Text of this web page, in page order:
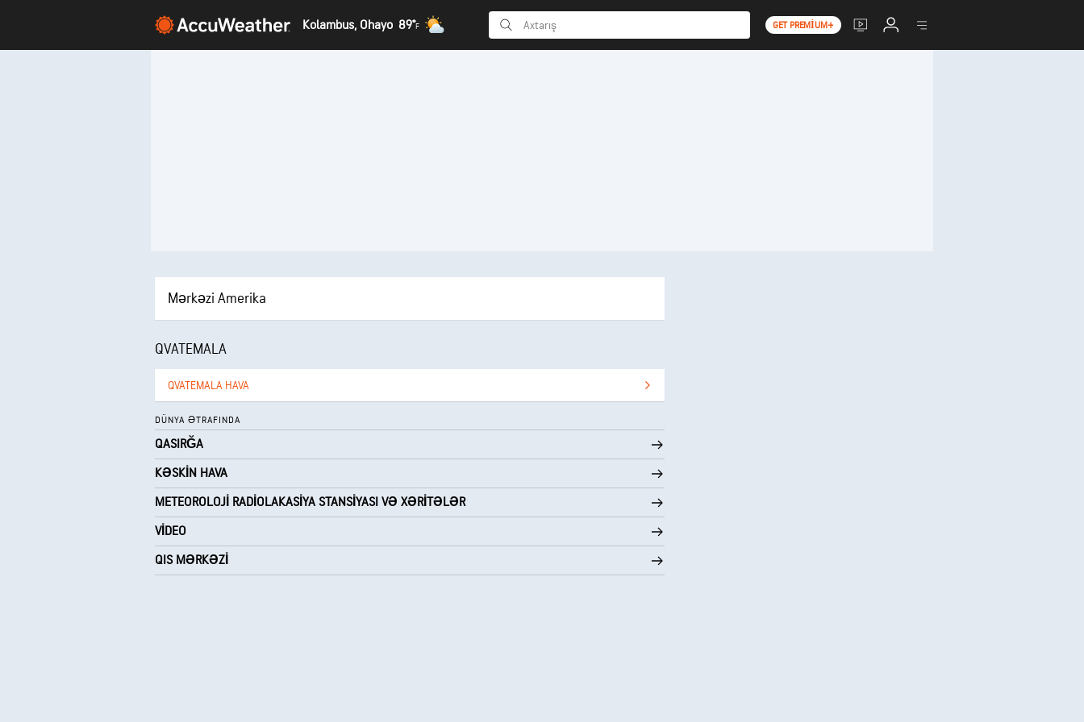
Kolambus, Ohayo 89°F GET PREMIUM+
Mərkəzi Amerika
QVATEMALA
QVATEMALA HAVA
DÜNYA ƏTRAFINDA
QASIRĞA
KƏSKIN HAVA
METEOROLOJI RADIOLAKASIYA STANSIYASI VƏ XƏRITƏLƏR
VIDEO
QIS MƏRKƏZI